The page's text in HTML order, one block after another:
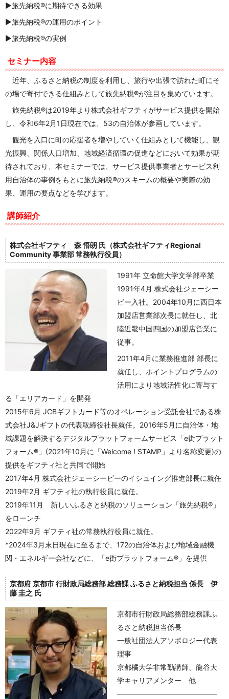
▶旅先納税®に期待できる効果
▶旅先納税®の運用のポイント
▶旅先納税®の実例
セミナー内容
近年、ふるさと納税の制度を利用し、旅行や出張で訪れた町にそ
の場で寄付できる仕組みとして旅先納税®が注目を集めています。
旅先納税®︎は2019年より株式会社ギフティがサービス提供を開始
し、令和6年2月1日現在では、53の自治体が参画しています。
観光を入口に町の応援者を増やしていく仕組みとして機能し、観
光振興、関係人口増加、地域経済循環の促進などにおいて効果が期
待されており、本セミナーでは、サービス提供事業者とサービス利
用自治体の事例をもとに旅先納税®︎のスキームの概要や実際の効
果、運用の要点などを学びます。
講師紹介
株式会社ギフティ 森 悟朗 氏（株式会社ギフティRegional
Community 事業部 常務執行役員）
1991年 立命館大学文学部卒業
1991年4月 株式会社ジェーシー
ビー入社。2004年10月に西日本
加盟店営業部次長に就任し、北
陸近畿中国四国の加盟店営業に
従事。
2011年4月に業務推進部 部長に
就任し、ポイントプログラムの
活用により地域活性化に寄与す
る「エリアカード」を開発
2015年6月 JCBギフトカード等のオペレーション受託会社である株
式会社J&Jギフトの代表取締役社長就任。2016年5月に自治体・地
域課題を解決するデジタルプラットフォームサービス「e街プラット
フォーム®」(2021年10月に「Welcome ! STAMP」より名称変更)の
提供をギフティ社と共同で開始
2017年4月 株式会社ジェーシービーのイシュイング推進部長に就任
2019年2月 ギフティ社の執行役員に就任。
2019年11月 新しいふるさと納税のソリューション「旅先納税®」
をローンチ
2022年9月 ギフティ社の常務執行役員に就任。
*2024年3月末日現在に至るまで、172の自治体および地域金融機
関・エネルギー会社などに、「e街プラットフォーム®」を提供
京都府 京都市 行財政局総務部 総務課 ふるさと納税担当 係長 伊
藤 圭之 氏
京都市行財政局総務部総務課ふ
るさと納税担当係長
一般社団法人アソボロジー代表
理事
京都橘大学非常勤講師、龍谷大
学キャリアメンター 他
――――――――――――――